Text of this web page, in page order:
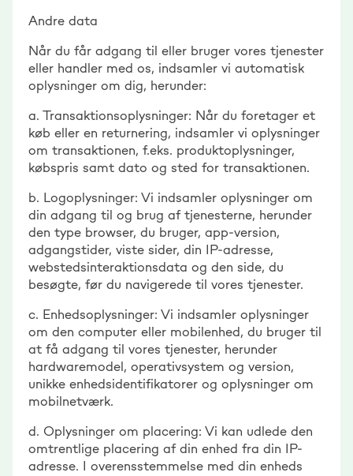
Andre data
Når du får adgang til eller bruger vores tjenester
eller handler med os, indsamler vi automatisk
oplysninger om dig, herunder:
a. Transaktionsoplysninger: Når du foretager et
køb eller en returnering, indsamler vi oplysninger
om transaktionen, f.eks. produktoplysninger,
købspris samt dato og sted for transaktionen.
b. Logoplysninger: Vi indsamler oplysninger om
din adgang til og brug af tjenesterne, herunder
den type browser, du bruger, app-version,
adgangstider, viste sider, din IP-adresse,
webstedsinteraktionsdata og den side, du
besøgte, før du navigerede til vores tjenester.
c. Enhedsoplysninger: Vi indsamler oplysninger
om den computer eller mobilenhed, du bruger til
at få adgang til vores tjenester, herunder
hardwaremodel, operativsystem og version,
unikke enhedsidentifikatorer og oplysninger om
mobilnetværk.
d. Oplysninger om placering: Vi kan udlede den
omtrentlige placering af din enhed fra din IP-
adresse. I overensstemmelse med din enheds